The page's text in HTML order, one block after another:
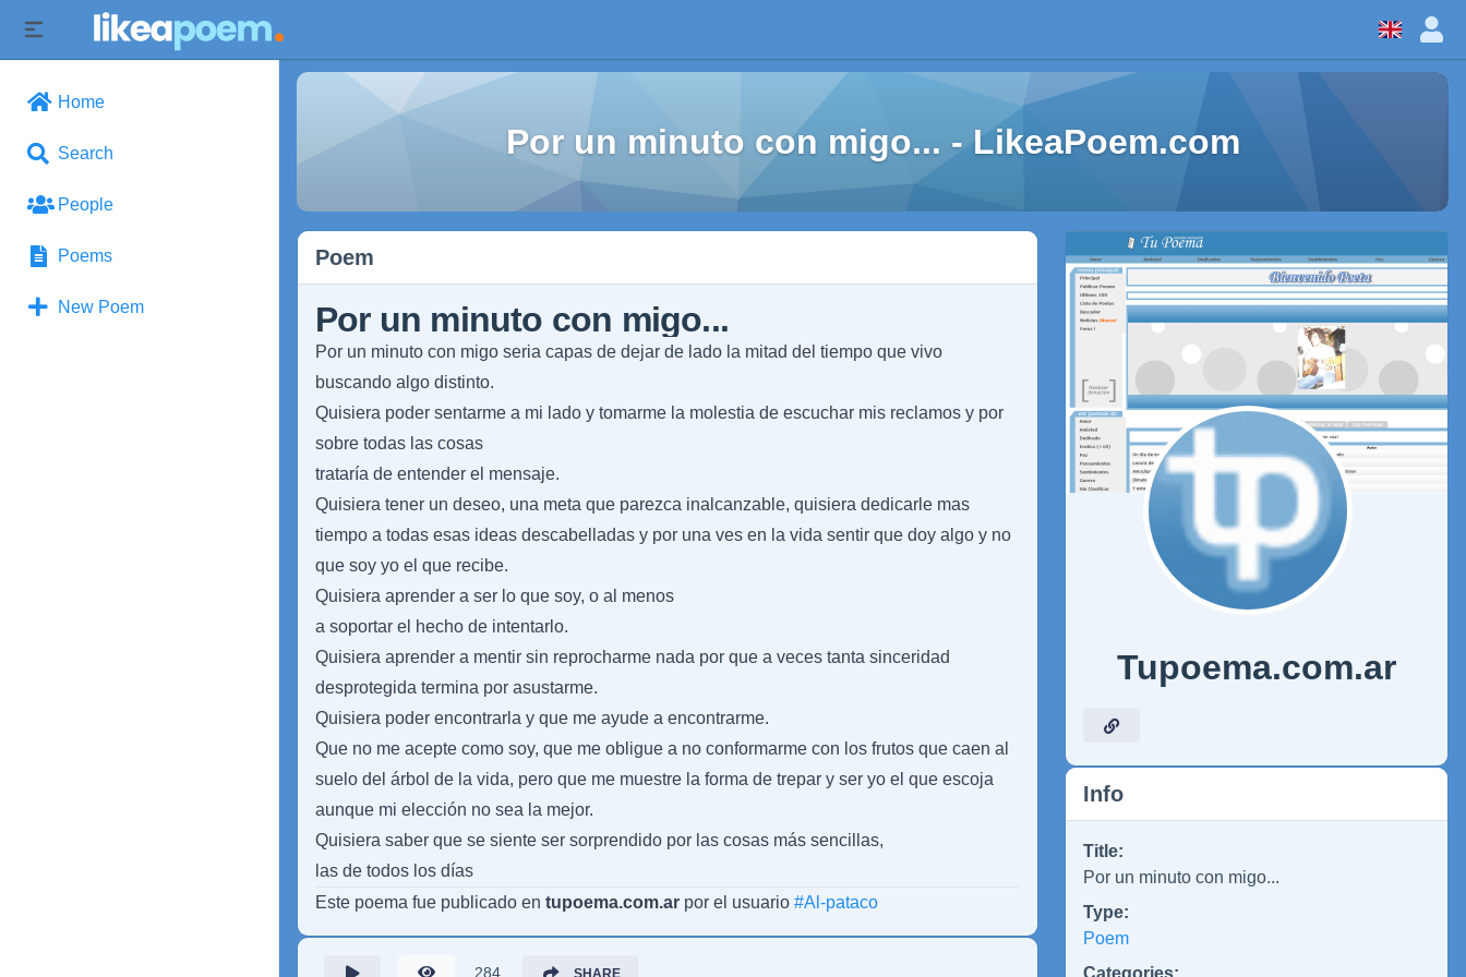
Home
Search
People
Poems
New Poem
Por un minuto con migo... - LikeaPoem.com
Poem
Por un minuto con migo...
Por un minuto con migo seria capas de dejar de lado la mitad del tiempo que vivo
buscando algo distinto.
Quisiera poder sentarme a mi lado y tomarme la molestia de escuchar mis reclamos y por
sobre todas las cosas
trataría de entender el mensaje.
Quisiera tener un deseo, una meta que parezca inalcanzable, quisiera dedicarle mas
tiempo a todas esas ideas descabelladas y por una ves en la vida sentir que doy algo y no
que soy yo el que recibe.
Quisiera aprender a ser lo que soy, o al menos
a soportar el hecho de intentarlo.
Quisiera aprender a mentir sin reprocharme nada por que a veces tanta sinceridad
desprotegida termina por asustarme.
Quisiera poder encontrarla y que me ayude a encontrarme.
Que no me acepte como soy, que me obligue a no conformarme con los frutos que caen al
suelo del árbol de la vida, pero que me muestre la forma de trepar y ser yo el que escoja
aunque mi elección no sea la mejor.
Quisiera saber que se siente ser sorprendido por las cosas más sencillas,
las de todos los días
Este poema fue publicado en tupoema.com.ar por el usuario #Al-pataco
284
Tupoema.com.ar
Info
Title:
Por un minuto con migo...
Type:
Poem